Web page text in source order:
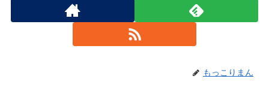
もっこりまん